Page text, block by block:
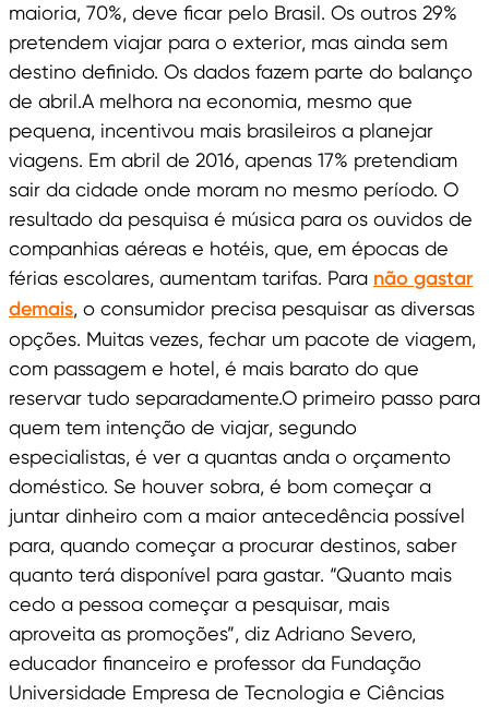
maioria, 70%, deve ficar pelo Brasil. Os outros 29%
pretendem viajar para o exterior, mas ainda sem
destino definido. Os dados fazem parte do balanço
de abril.A melhora na economia, mesmo que
pequena, incentivou mais brasileiros a planejar
viagens. Em abril de 2016, apenas 17% pretendiam
sair da cidade onde moram no mesmo período. O
resultado da pesquisa é música para os ouvidos de
companhias aéreas e hotéis, que, em épocas de
férias escolares, aumentam tarifas. Para não gastar
demais, o consumidor precisa pesquisar as diversas
opções. Muitas vezes, fechar um pacote de viagem,
com passagem e hotel, é mais barato do que
reservar tudo separadamente.O primeiro passo para
quem tem intenção de viajar, segundo
especialistas, é ver a quantas anda o orçamento
doméstico. Se houver sobra, é bom começar a
juntar dinheiro com a maior antecedência possível
para, quando começar a procurar destinos, saber
quanto terá disponível para gastar. “Quanto mais
cedo a pessoa começar a pesquisar, mais
aproveita as promoções”, diz Adriano Severo,
educador financeiro e professor da Fundação
Universidade Empresa de Tecnologia e Ciências